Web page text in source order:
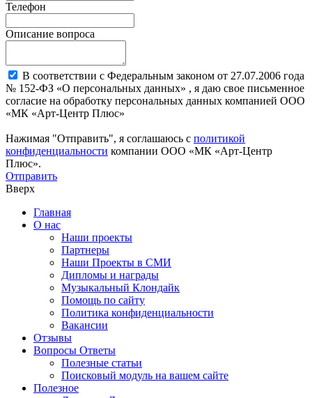
Телефон
Описание вопроса
В соответствии с Федеральным законом от 27.07.2006 года
№ 152-ФЗ «О персональных данных» , я даю свое письменное
согласие на обработку персональных данных компанией ООО
«МК «Арт-Центр Плюс»
Нажимая "Отправить", я соглашаюсь с политикой
конфиденциальности компании ООО «МК «Арт-Центр
Плюс».
Отправить
Вверх
Главная
О нас
Наши проекты
Партнеры
Наши Проекты в СМИ
Дипломы и награды
Музыкальный Клондайк
Помощь по сайту
Политика конфиденциальности
Вакансии
Отзывы
Вопросы Ответы
Полезные статьи
Поисковый модуль на вашем сайте
Полезное